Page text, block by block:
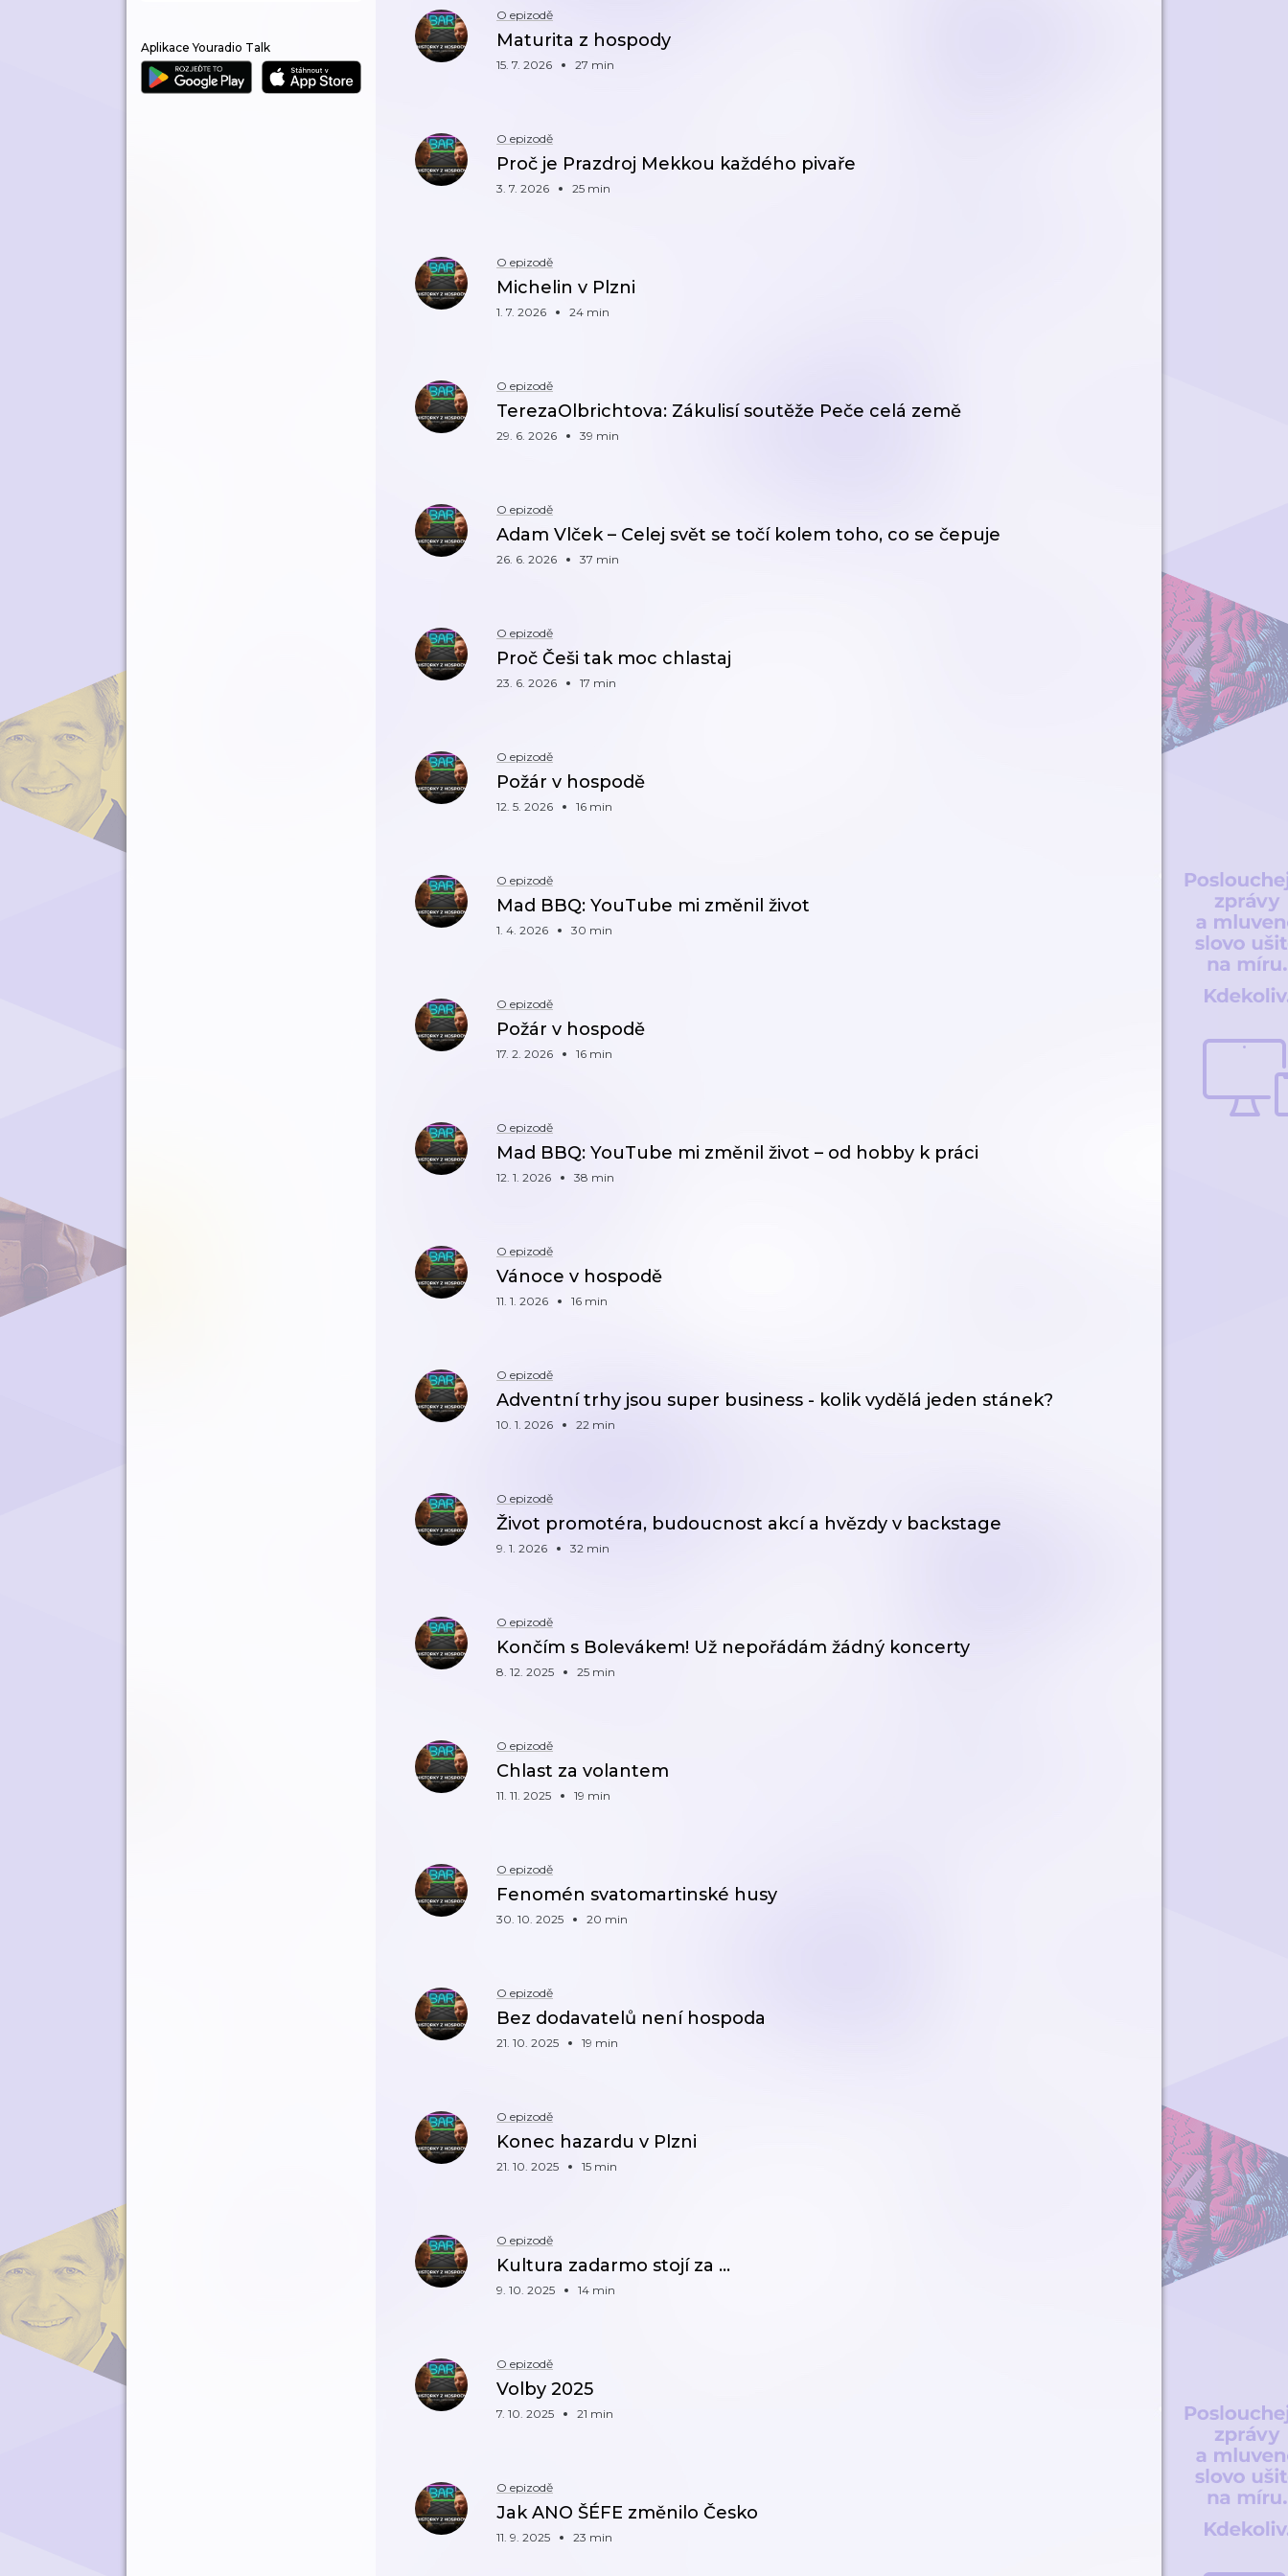
Aplikace Youradio Talk
O epizodě
Maturita z hospody
15. 7. 2026 27 min
O epizodě
Proč je Prazdroj Mekkou každého pivaře
3. 7. 2026 25 min
O epizodě
Michelin v Plzni
1. 7. 2026 24 min
O epizodě
TerezaOlbrichtova‬: Zákulisí soutěže Peče celá země
29. 6. 2026 39 min
O epizodě
Adam Vlček – Celej svět se točí kolem toho, co se čepuje
26. 6. 2026 37 min
O epizodě
Proč Češi tak moc chlastaj
23. 6. 2026 17 min
O epizodě
Požár v hospodě
12. 5. 2026 16 min
O epizodě
Mad BBQ: YouTube mi změnil život
1. 4. 2026 30 min
O epizodě
Požár v hospodě
17. 2. 2026 16 min
O epizodě
Mad BBQ: YouTube mi změnil život – od hobby k práci
12. 1. 2026 38 min
O epizodě
Vánoce v hospodě
11. 1. 2026 16 min
O epizodě
Adventní trhy jsou super business - kolik vydělá jeden stánek?
10. 1. 2026 22 min
O epizodě
Život promotéra, budoucnost akcí a hvězdy v backstage
9. 1. 2026 32 min
O epizodě
Končím s Bolevákem! Už nepořádám žádný koncerty
8. 12. 2025 25 min
O epizodě
Chlast za volantem
11. 11. 2025 19 min
O epizodě
Fenomén svatomartinské husy
30. 10. 2025 20 min
O epizodě
Bez dodavatelů není hospoda
21. 10. 2025 19 min
O epizodě
Konec hazardu v Plzni
21. 10. 2025 15 min
O epizodě
Kultura zadarmo stojí za ...
9. 10. 2025 14 min
O epizodě
Volby 2025
7. 10. 2025 21 min
O epizodě
Jak ANO ŠÉFE změnilo Česko
11. 9. 2025 23 min